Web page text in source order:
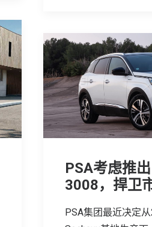
PSA考虑推
3008，捍卫
PSA集团最近决定